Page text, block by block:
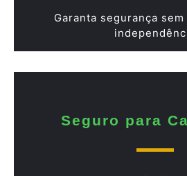
Garanta segurança
Seguro para